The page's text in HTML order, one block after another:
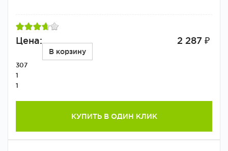
Цена: 2 287 ₽
В корзину
307
1
1
КУПИТЬ В ОДИН КЛИК